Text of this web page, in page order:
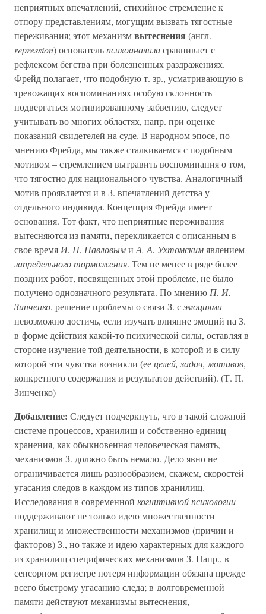
неприятных впечатлений, стихийное стремление к
отпору представлениям, могущим вызвать тягостные
переживания; этот механизмвытеснения (англ.
reрression) основательпсихоанализасравнивает с
рефлексом бегства при болезненных раздражениях.
Фрейд полагает, что подобную т. зр., усматривающую в
тревожащих воспоминаниях особую склонность
подвергаться мотивированному забвению, следует
учитывать во многих областях, напр. при оценке
показаний свидетелей на суде. В народном эпосе, по
мнению Фрейда, мы также сталкиваемся с подобным
мотивом – стремлением вытравить воспоминания о том,
что тягостно для национального чувства. Аналогичный
мотив проявляется и в З. впечатлений детства у
отдельного индивида. Концепция Фрейда имеет
основания. Тот факт, что неприятные переживания
вытесняются из памяти, перекликается с описанным в
свое время И. П. Павловыми А. А. Ухтомскимявлением
запредельного торможения. Тем не менее в ряде более
поздних работ, посвященных этой проблеме, не было
получено однозначного результата. По мнению П. И.
Зинченко, решение проблемы о связи З. сэмоциями
невозможно достичь, если изучать влияние эмоций на З.
в форме действия какой-то психической силы, оставляя в
стороне изучение той деятельности, в которой и в силу
которой эти чувства возникли (еецелей, задач, мотивов,
конкретного содержания и результатов действий). (Т. П.
Зинченко)
Добавление: Следует подчеркнуть, что в такой сложной
системе процессов, хранилищ и собственно единиц
хранения, как обыкновенная человеческая память,
механизмов З. должно быть немало. Дело явно не
ограничивается лишь разнообразием, скажем, скоростей
угасания следов в каждом из типов хранилищ.
Исследования в современной когнитивной психологии
поддерживают не только идею множественности
хранилищ и множественности механизмов (причин и
факторов) З., но также и идею характерных для каждого
из хранилищ специфических механизмов З. Напр., в
сенсорном регистре потеря информации обязана прежде
всего быстрому угасанию следа; в долговременной
памяти действуют механизмы вытеснения,